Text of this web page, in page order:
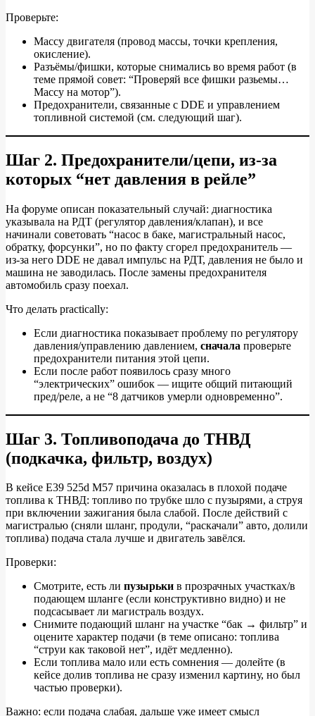
Проверьте:
Массу двигателя (провод массы, точки крепления,
окисление).
Разъёмы/фишки, которые снимались во время работ (в
теме прямой совет: “Проверяй все фишки разьемы…
Массу на мотор”).
Предохранители, связанные с DDE и управлением
топливной системой (см. следующий шаг).
Шаг 2. Предохранители/цепи, из‑за
которых “нет давления в рейле”
На форуме описан показательный случай: диагностика
указывала на РДТ (регулятор давления/клапан), и все
начинали советовать “насос в баке, магистральный насос,
обратку, форсунки”, но по факту сгорел предохранитель —
из‑за него DDE не давал импульс на РДТ, давления не было и
машина не заводилась. После замены предохранителя
автомобиль сразу поехал.
Что делать practically:
Если диагностика показывает проблему по регулятору
давления/управлению давлением, сначала проверьте
предохранители питания этой цепи.
Если после работ появилось сразу много
“электрических” ошибок — ищите общий питающий
пред/реле, а не “8 датчиков умерли одновременно”.
Шаг 3. Топливоподача до ТНВД
(подкачка, фильтр, воздух)
В кейсе E39 525d M57 причина оказалась в плохой подаче
топлива к ТНВД: топливо по трубке шло с пузырями, а струя
при включении зажигания была слабой. После действий с
магистралью (сняли шланг, продули, “раскачали” авто, долили
топлива) подача стала лучше и двигатель завёлся.
Проверки:
Смотрите, есть ли пузырьки в прозрачных участках/в
подающем шланге (если конструктивно видно) и не
подсасывает ли магистраль воздух.
Снимите подающий шланг на участке “бак → фильтр” и
оцените характер подачи (в теме описано: топлива
“струи как таковой нет”, идёт медленно).
Если топлива мало или есть сомнения — долейте (в
кейсе долив топлива не сразу изменил картину, но был
частью проверки).
Важно: если подача слабая, дальше уже имеет смысл